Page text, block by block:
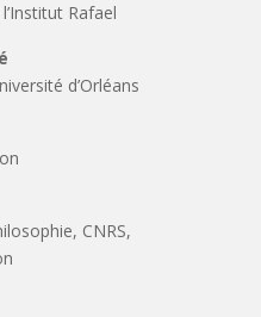
Rafael
d’Orléans
CNRS,